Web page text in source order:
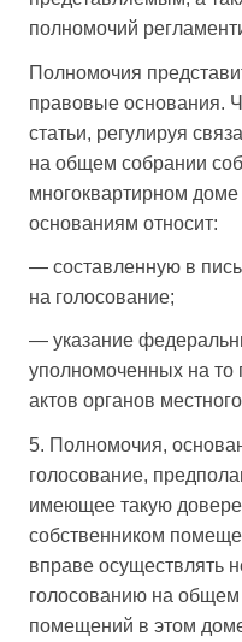
полномочий
Полномочия
правовые основания.
статьи, регулируя
на общем собрании
многоквартирном
основаниям относит:
— составленную в
на голосование;
— указание
уполномоченных на то
актов органов
5. Полномочия,
голосование,
имеющее такую
собственником
вправе осуществлять
голосованию на общем
помещений в этом